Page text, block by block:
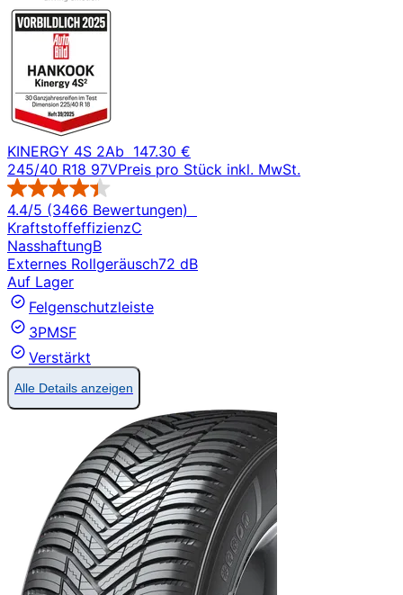
KINERGY 4S 2Ab 147.30 €
245/40 R18 97VPreis pro Stück inkl. MwSt.
4.4/5 (3466 Bewertungen)
KraftstoffeffizienzC
NasshaftungB
Externes Rollgeräusch72 dB
Auf Lager
Felgenschutzleiste
3PMSF
Verstärkt
Alle Details anzeigen